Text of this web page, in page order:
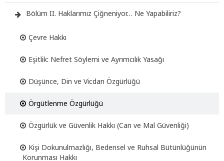
Bölüm II. Haklarımız Çiğneniyor… Ne Yapabiliriz?
Çevre Hakkı
Eşitlik: Nefret Söylemi ve Ayrımcılık Yasağı
Düşünce, Din ve Vicdan Özgürlüğü
Örgütlenme Özgürlüğü
Özgürlük ve Güvenlik Hakkı (Can ve Mal Güvenliği)
Kişi Dokunulmazlığı, Bedensel ve Ruhsal Bütünlüğünün
Korunması Hakkı